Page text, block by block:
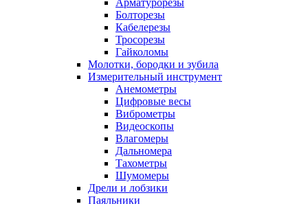
Арматурорезы
Болторезы
Кабелерезы
Тросорезы
Гайколомы
Молотки, бородки и зубила
Измерительный инструмент
Анемометры
Цифровые весы
Виброметры
Видеоскопы
Влагомеры
Дальномера
Тахометры
Шумомеры
Дрели и лобзики
Паяльники